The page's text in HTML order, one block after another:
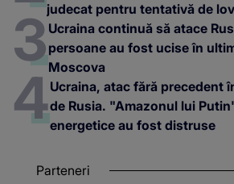
judecat pentru tentativă de
Ucraina continuă să atace
persoane au fost ucise în
Moscova
Ucraina, atac fără precedent
de Rusia. "Amazonul lui
energetice au fost distruse
Parteneri